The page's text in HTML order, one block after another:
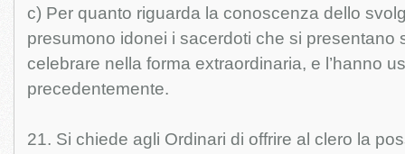
c) Per quanto riguarda la conoscenza dello
presumono idonei i sacerdoti che si presentano
celebrare nella forma extraordinaria, e l’hanno
precedentemente.
21. Si chiede agli Ordinari di offrire al clero la